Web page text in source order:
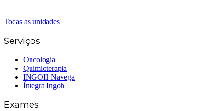
Todas as unidades
Serviços
Oncologia
Quimioterapia
INGOH Navega
Íntegra Ingoh
Exames